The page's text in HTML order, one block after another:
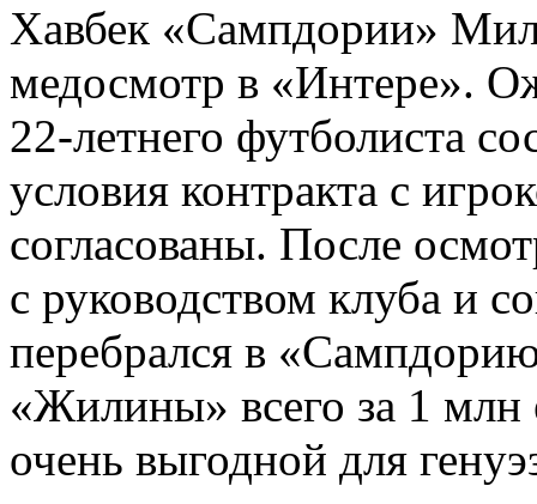
Хавбек «Сампдории»
медосмотр в «Интере».
22-летнего футболиста
условия контракта с
согласованы. После
с руководством клуба и
перебрался в
«Жилины» всего за 1 млн
очень выгодной для